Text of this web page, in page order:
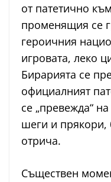
от патетично
променящия се
героичния
игровата, леко
Бирарията се
официалният
се „превежда“
шеги и прякори,
отрича.
Съществен